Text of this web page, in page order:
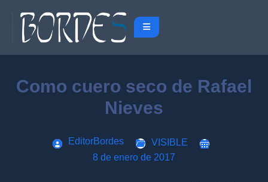
Como cuero seco de Rafael
Nieves
EditorBordes
VISIBLE
8 de enero de 2017